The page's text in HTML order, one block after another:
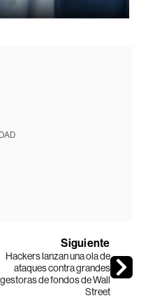
Siguiente
Hackers lanzan una ola de
ataques contra grandes
gestoras de fondos de Wall
Street